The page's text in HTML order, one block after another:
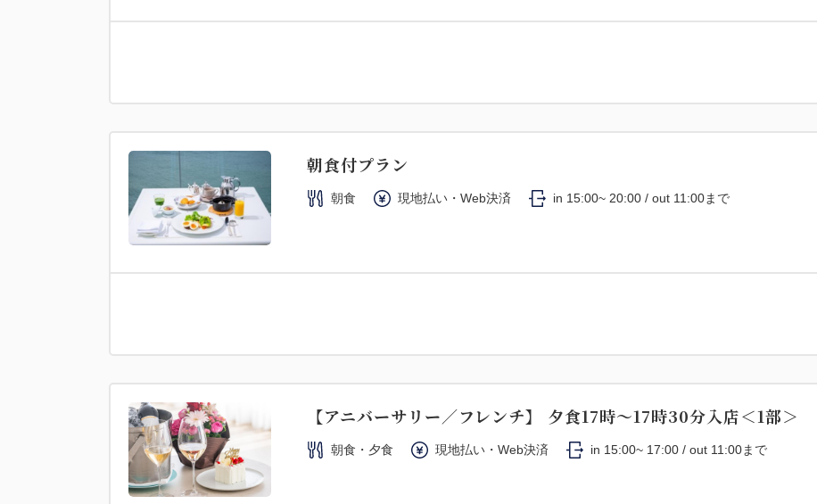
朝食付プラン
朝食 現地払い・Web決済 in 15:00~ 20:00 / out 11:00まで
【アニバーサリー／フレンチ】 夕食17時～17時30分入店＜1部＞
朝食・夕食 現地払い・Web決済 in 15:00~ 17:00 / out 11:00まで